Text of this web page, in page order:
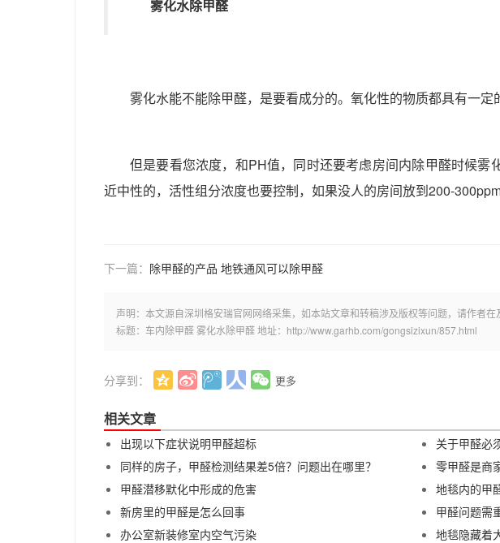
雾化水除甲醛
雾化水能不能除甲醛，是要看成分的。氧化性的物质都具有一定
但是要看您浓度，和PH值，同时还要考虑房间内除甲醛时候雾
近中性的，活性组分浓度也要控制，如果没人的房间放到200-300ppm
下一篇： 除甲醛的产品 地铁通风可以除甲醛
声明：本文源自深圳格安瑞官网网络采集，如本站文章和转稿涉及版权等问题，请作者在
标题：车内除甲醛 雾化水除甲醛 地址：http://www.garhb.com/gongsizixun/857.html
分享到： 更多
相关文章
出现以下症状说明甲醛超标
关于甲醛必
同样的房子，甲醛检测结果差5倍？问题出在哪里？
零甲醛是商
甲醛潜移默化中形成的危害
地毯内的甲
新房里的甲醛是怎么回事
甲醛问题需
办公室新装修室内空气污染
地毯隐藏着